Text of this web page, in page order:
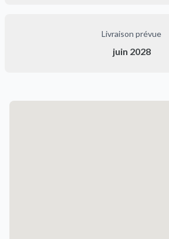
Livraison prévue
juin 2028